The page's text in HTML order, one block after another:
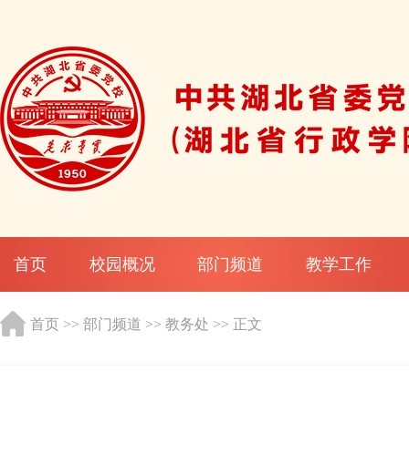
首页 校园概况 部门频道 教学工作
首页 >> 部门频道 >> 教务处 >> 正文